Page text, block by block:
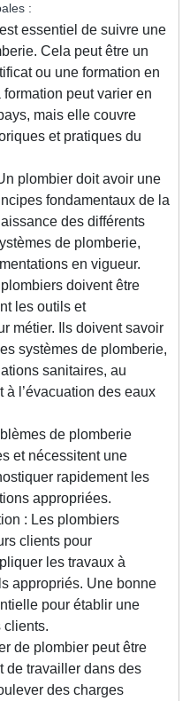
:
essentiel de suivre une
Cela peut être un
ou une formation en
peut varier en
mais elle couvre
et pratiques du
plombier doit avoir une
fondamentaux de la
des différents
de plomberie,
en vigueur.
doivent être
les outils et
métier. Ils doivent savoir
systèmes de plomberie,
sanitaires, au
l’évacuation des eaux
de plomberie
et nécessitent une
rapidement les
appropriées.
: Les plombiers
clients pour
les travaux à
appropriés. Une bonne
pour établir une
clients.
de plombier peut être
de travailler dans des
des charges